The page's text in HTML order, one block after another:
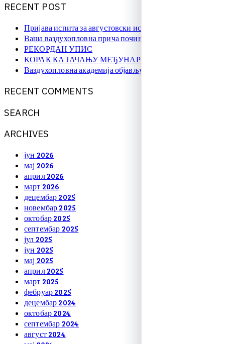
RECENT POST
Пријава испита за августовски испитни рок
Ваша ваздухопловна прича почиње овде!
РЕКОРДАН УПИС
КОРАК КА ЈАЧАЊУ МЕЂУНАРОДНЕ САРАДЊЕ
Ваздухопловна академија објављује упис на � …
RECENT COMMENTS
SEARCH
ARCHIVES
јун 2026
мај 2026
април 2026
март 2026
децембар 2025
новембар 2025
октобар 2025
септембар 2025
јул 2025
јун 2025
мај 2025
април 2025
март 2025
фебруар 2025
децембар 2024
октобар 2024
септембар 2024
август 2024